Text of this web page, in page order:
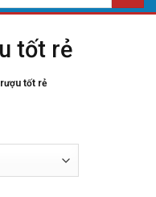
tốt rẻ
tốt rẻ